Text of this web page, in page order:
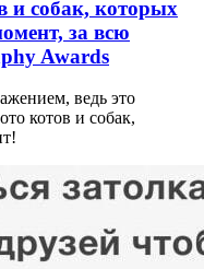
и собак, которых
за всю
Awards
ведь это
котов и собак,